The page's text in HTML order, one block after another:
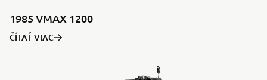
1985 VMAX 1200
ČÍTAŤ VIAC